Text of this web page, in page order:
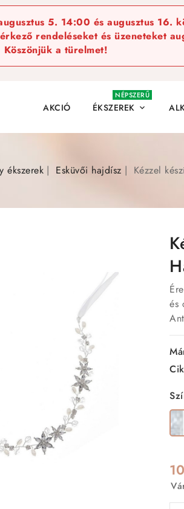
5. 14:00 és augusztus 16.
rendeléseket és üzeneteket
Köszönjük a türelmet!
AKCIÓ ÉKSZEREK 
NÉPSZERŰ
ékszerek Esküvői hajdísz Kézzel
és